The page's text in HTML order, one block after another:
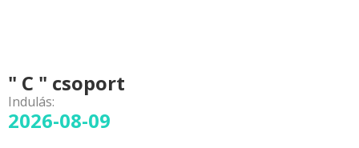
" C " csoport
Indulás:
2026-08-09